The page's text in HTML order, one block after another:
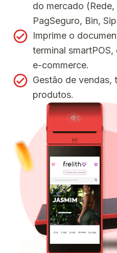
do mercado
PagSeguro, Bin,
Imprime o
terminal
e-commerce.
Gestão de vendas,
produtos.